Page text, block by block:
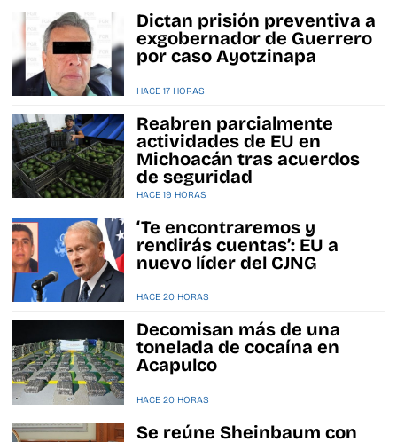
Dictan prisión preventiva a
exgobernador de Guerrero
por caso Ayotzinapa
HACE 17 HORAS
Reabren parcialmente
actividades de EU en
Michoacán tras acuerdos
de seguridad
HACE 19 HORAS
‘Te encontraremos y
rendirás cuentas’: EU a
nuevo líder del CJNG
HACE 20 HORAS
Decomisan más de una
tonelada de cocaína en
Acapulco
HACE 20 HORAS
Se reúne Sheinbaum con